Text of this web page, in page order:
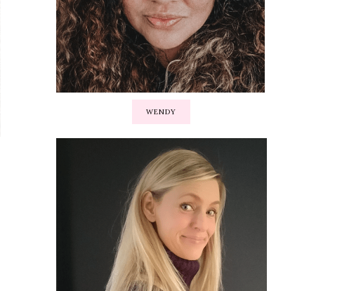
WENDY